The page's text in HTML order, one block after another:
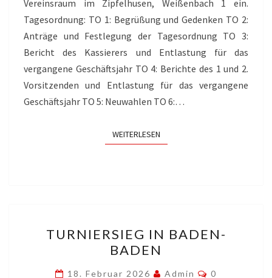
Vereinsraum im Zipfelhusen, Weißenbach 1 ein.
Tagesordnung: TO 1: Begrüßung und Gedenken TO 2:
Anträge und Festlegung der Tagesordnung TO 3:
Bericht des Kassierers und Entlastung für das
vergangene Geschäftsjahr TO 4: Berichte des 1 und 2.
Vorsitzenden und Entlastung für das vergangene
Geschäftsjahr TO 5: Neuwahlen TO 6:…
WEITERLESENWEITERLESEN
IN
BADEN-
BADEN
TURNIERSIEG IN BADEN-
BADEN
18. Februar 2026 Admin Kommentare
0